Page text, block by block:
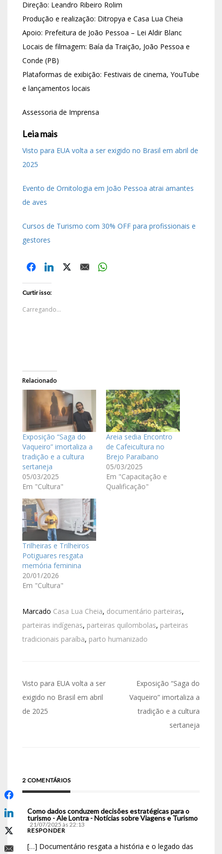
Direção: Leandro Ribeiro Rolim
Produção e realização: Ditropya e Casa Lua Cheia
Apoio: Prefeitura de João Pessoa – Lei Aldir Blanc
Locais de filmagem: Baía da Traição, João Pessoa e
Conde (PB)
Plataformas de exibição: Festivais de cinema, YouTube
e lançamentos locais
Assessoria de Imprensa
Leia mais
Visto para EUA volta a ser exigido no Brasil em abril de
2025
Evento de Ornitologia em João Pessoa atrai amantes
de aves
Cursos de Turismo com 30% OFF para profissionais e
gestores
Curtir isso:
Carregando...
Relacionado
Exposição “Saga do
Vaqueiro” imortaliza a
tradição e a cultura
sertaneja
05/03/2025
Em "Cultura"
Areia sedia Encontro
de Cafeicultura no
Brejo Paraibano
05/03/2025
Em "Capacitação e
Qualificação"
Trilheiras e Trilheiros
Potiguares resgata
memória feminina
20/01/2026
Em "Cultura"
Marcado Casa Lua Cheia, documentário parteiras,
parteiras indígenas, parteiras quilombolas, parteiras
tradicionais paraíba, parto humanizado
Visto para EUA volta a ser
exigido no Brasil em abril
de 2025
Exposição “Saga do
Vaqueiro” imortaliza a
tradição e a cultura
sertaneja
2 COMENTÁRIOS
Como dados conduzem decisões estratégicas para o
turismo - Ale Lontra - Notícias sobre Viagens e Turismo
21/07/2025 às 22:13
RESPONDER
[…] Documentário resgata a história e o legado das